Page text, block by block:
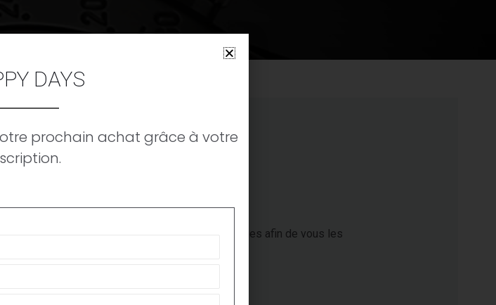
des produits de qualité des plus grandes marques afin de vous les
de professionnalisme depuis 1985.
DAYS
prochain achat grâce à votre